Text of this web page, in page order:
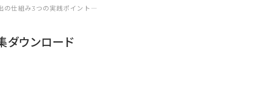
の仕組み3つの実践ポイント―
ダウンロード